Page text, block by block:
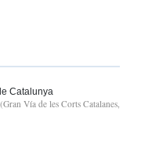
Catalunya
Vía de les Corts Catalanes,